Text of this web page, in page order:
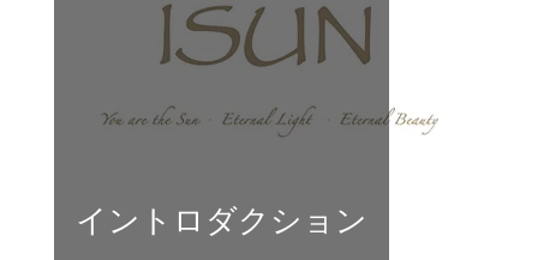
イントロダクション